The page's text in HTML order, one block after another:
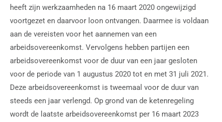
heeft zijn werkzaamheden na 16 maart 2020 ongewijzigd
voortgezet en daarvoor loon ontvangen. Daarmee is voldaan
aan de vereisten voor het aannemen van een
arbeidsovereenkomst. Vervolgens hebben partijen een
arbeidsovereenkomst voor de duur van een jaar gesloten
voor de periode van 1 augustus 2020 tot en met 31 juli 2021.
Deze arbeidsovereenkomst is tweemaal voor de duur van
steeds een jaar verlengd. Op grond van de ketenregeling
wordt de laatste arbeidsovereenkomst per 16 maart 2023